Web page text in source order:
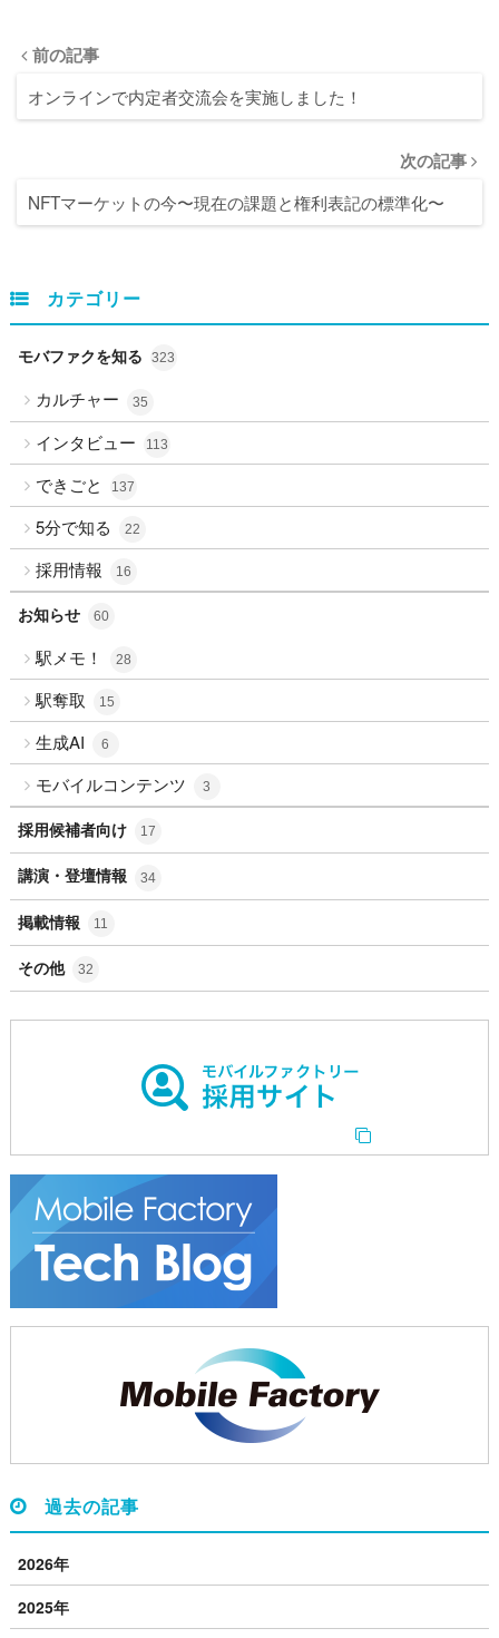
前の記事
オンラインで内定者交流会を実施しました！
次の記事
NFTマーケットの今〜現在の課題と権利表記の標準化〜
カテゴリー
モバファクを知る 323
カルチャー 35
インタビュー 113
できごと 137
5分で知る 22
採用情報 16
お知らせ 60
駅メモ！ 28
駅奪取 15
生成AI 6
モバイルコンテンツ 3
採用候補者向け 17
講演・登壇情報 34
掲載情報 11
その他 32
過去の記事
2026年
2025年